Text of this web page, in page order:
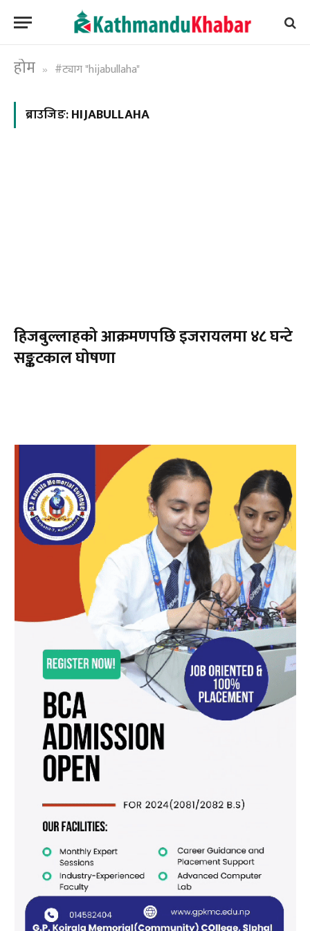
होम » #ट्याग "hijabullaha"
ब्राउजिङ:HIJABULLAHA
हिजबुल्लाहको आक्रमणपछि इजरायलमा ४८ घन्टे
सङ्कटकाल घोषणा